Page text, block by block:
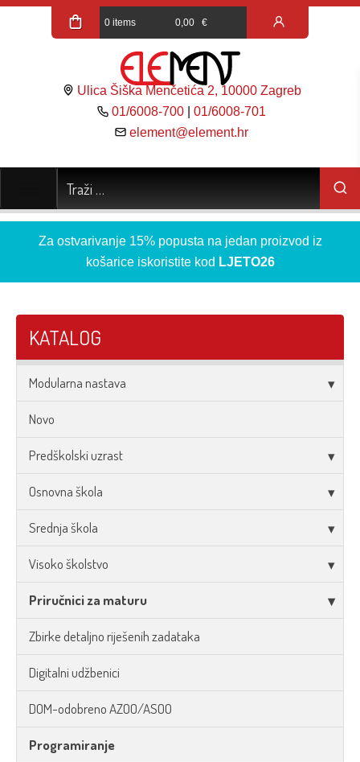
0 items 0,00 €
Ulica Šiška Menčetića 2, 10000 Zagreb
01/6008-700 |01/6008-701
element@element.hr
Za ostvarivanje 15% popusta na jedan proizvod iz
košarice iskoristite kod LJETO26
KATALOG
Modularna nastava
Novo
Predškolski uzrast
Osnovna škola
Srednja škola
Visoko školstvo
Priručnici za maturu
Zbirke detaljno riješenih zadataka
Digitalni udžbenici
DOM-odobreno AZOO/ASOO
Programiranje